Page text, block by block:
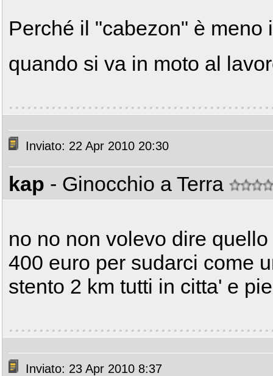
Perché il "cabezon" è meno
quando si va in moto al
Inviato: 22 Apr 2010 20:30
kap - Ginocchio a Terra
no no non volevo dire
400 euro per sudarci come
stento 2 km tutti in citta' e
Inviato: 23 Apr 2010 8:37